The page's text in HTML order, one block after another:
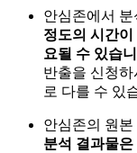
안심존에서
정도의 시간
요될 수 있습
반출을 신청
로 다를 수 있
안심존의 원
분석 결과물